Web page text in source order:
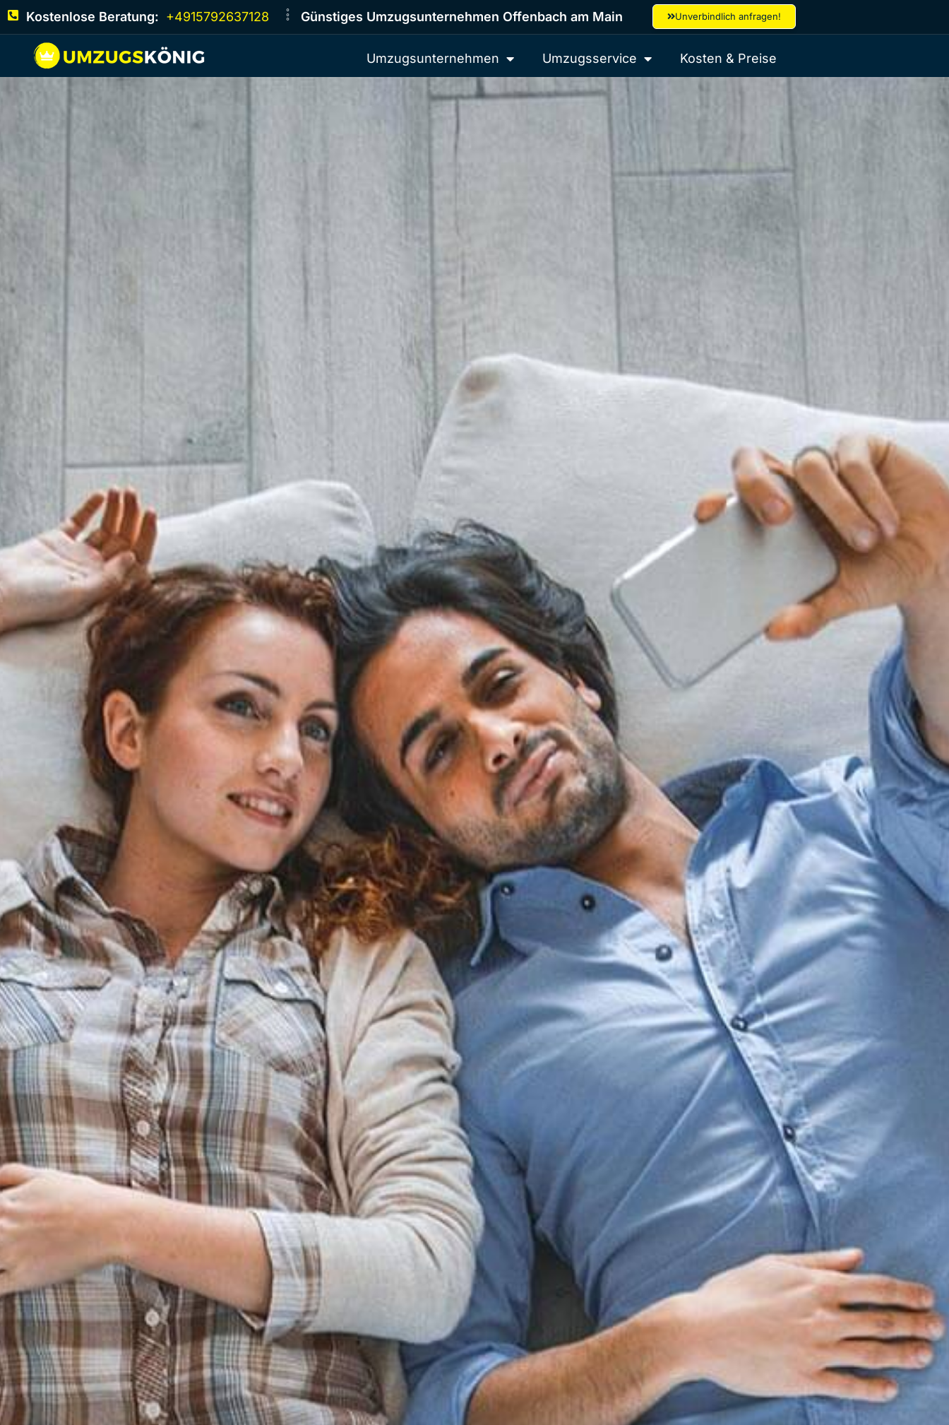
Kostenlose Beratung: +4915792637128 Günstiges Umzugsunternehmen Offenbach am Main Unverbindlich anfragen!
Umzugsunternehmen Umzugsservice Kosten & Preise